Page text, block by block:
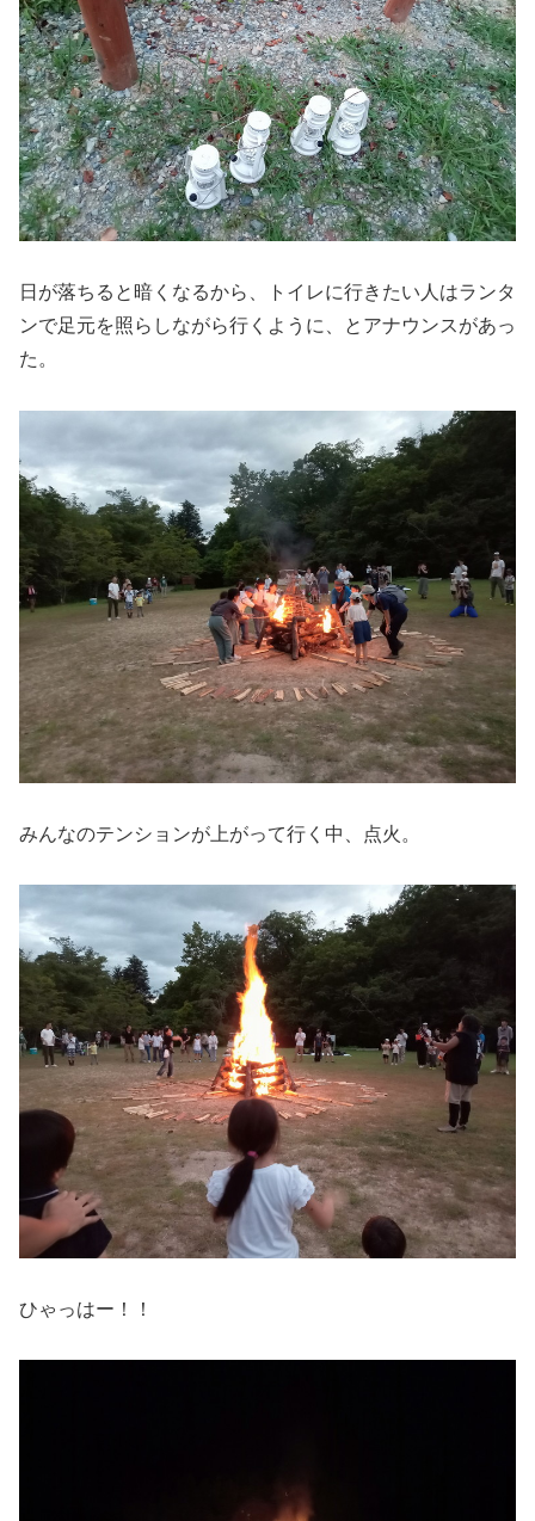
日が落ちると暗くなるから、トイレに行きたい人はランタ
ンで足元を照らしながら行くように、とアナウンスがあっ
た。
みんなのテンションが上がって行く中、点火。
ひゃっはー！！